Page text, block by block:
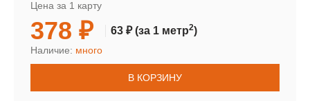
Цена за 1 карту
378 ₽ 63 ₽(за 1 метр2)
Наличие: много
В КОРЗИНУ